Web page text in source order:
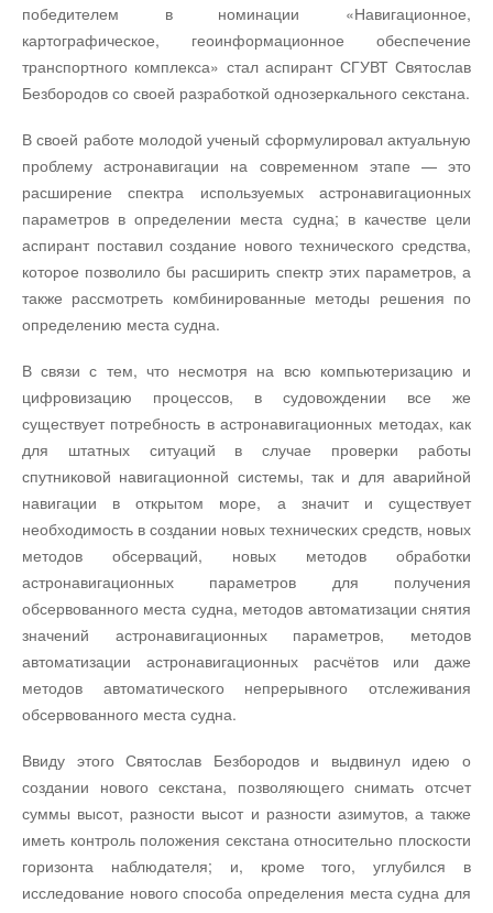
победителем в номинации «Навигационное,
картографическое, геоинформационное обеспечение
транспортного комплекса» стал аспирант СГУВТ Святослав
Безбородов со своей разработкой однозеркального секстана.
В своей работе молодой ученый сформулировал актуальную
проблему астронавигации на современном этапе — это
расширение спектра используемых астронавигационных
параметров в определении места судна; в качестве цели
аспирант поставил создание нового технического средства,
которое позволило бы расширить спектр этих параметров, а
также рассмотреть комбинированные методы решения по
определению места судна.
В связи с тем, что несмотря на всю компьютеризацию и
цифровизацию процессов, в судовождении все же
существует потребность в астронавигационных методах, как
для штатных ситуаций в случае проверки работы
спутниковой навигационной системы, так и для аварийной
навигации в открытом море, а значит и существует
необходимость в создании новых технических средств, новых
методов обсерваций, новых методов обработки
астронавигационных параметров для получения
обсервованного места судна, методов автоматизации снятия
значений астронавигационных параметров, методов
автоматизации астронавигационных расчётов или даже
методов автоматического непрерывного отслеживания
обсервованного места судна.
Ввиду этого Святослав Безбородов и выдвинул идею о
создании нового секстана, позволяющего снимать отсчет
суммы высот, разности высот и разности азимутов, а также
иметь контроль положения секстана относительно плоскости
горизонта наблюдателя; и, кроме того, углубился в
исследование нового способа определения места судна для